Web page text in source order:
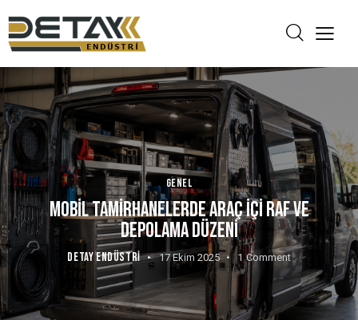
GENEL
MOBIL TAMIRHANELERDE ARAÇ İÇI RAF VE
DEPOLAMA DÜZENI
DETAY ENDÜSTRI 17 Ekim 2025 1 Comment